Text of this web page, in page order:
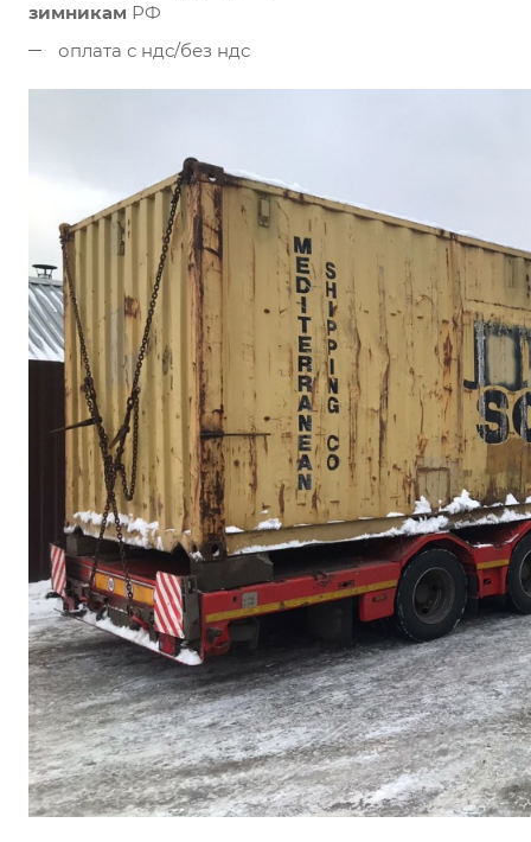
зимникам РФ
оплата с ндс/без ндс